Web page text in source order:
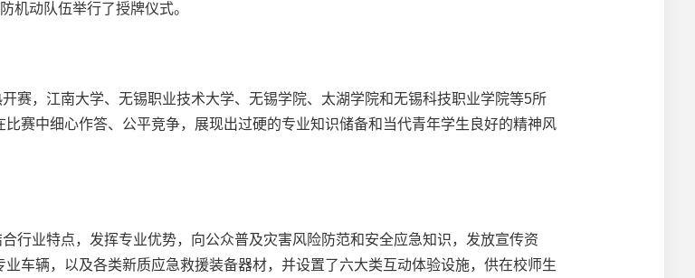
机动队伍举行了授牌仪式。
，江南大学、无锡职业技术大学、无锡学院、太湖学院和无锡科技职业学院等5所
赛中细心作答、公平竞争，展现出过硬的专业知识储备和当代青年学生良好的精神风
业特点，发挥专业优势，向公众普及灾害风险防范和安全应急知识，发放宣传资
车辆，以及各类新质应急救援装备器材，并设置了六大类互动体验设施，供在校师生